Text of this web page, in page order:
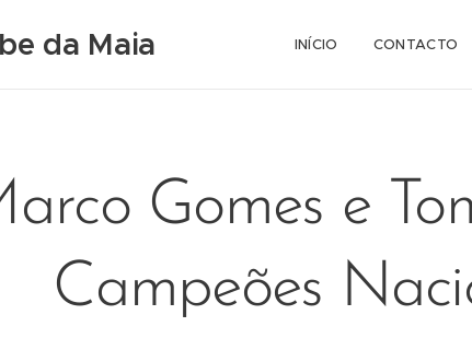
da Maia INÍCIO CONTACTO
Gomes e
Campeões